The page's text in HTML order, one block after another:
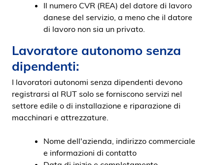
Il numero CVR (REA) del datore di lavoro
danese del servizio, a meno che il datore
di lavoro non sia un privato.
Lavoratore autonomo senza
dipendenti:
I lavoratori autonomi senza dipendenti devono
registrarsi al RUT solo se forniscono servizi nel
settore edile o di installazione e riparazione di
macchinari e attrezzature.
Nome dell'azienda, indirizzo commerciale
e informazioni di contatto